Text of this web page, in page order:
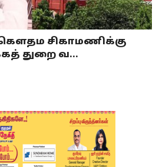
சிகாமணிக்கு
துறை வ...